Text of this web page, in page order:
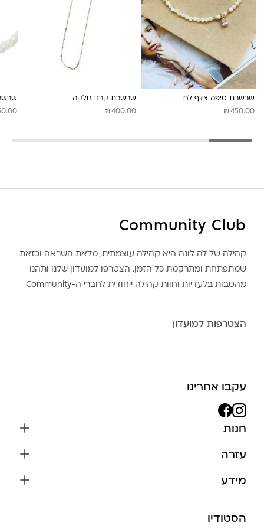
שרשרת טיפה צדף לבן
₪ 450.00
שרשרת קרני חלקה
₪ 400.00
Community Club
קהילה של לה לונה היא קהילה עוצמתית, מלאת השראה וכזאת
שמתפתחת ומתרקמת כל הזמן. הצטרפו למועדון שלנו ותהנו
מהטבות בלעדיות וחוות קהילה ייחודית לחברי ה-Community
הצטרפות למועדון
עקבו אחרינו
חנות
צמידים
בגדים
עזרה
מידע
שמירה על התכשיטים
הסטודיו